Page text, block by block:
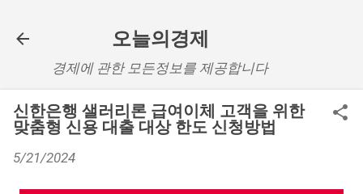
오늘의경제
경제에 관한 모든정보를 제공합니다
신한은행 샐러리론 급여이체 고객을 위한
맞춤형 신용 대출 대상 한도 신청방법
5/21/2024